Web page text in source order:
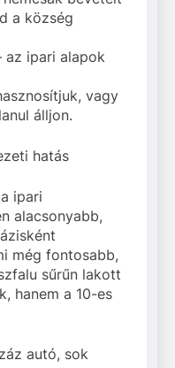
a község
ipari alapok
vagy
álljon.
hatás
ipari
alacsonyabb,
még fontosabb,
sűrűn lakott
hanem a 10-es
autó, sok